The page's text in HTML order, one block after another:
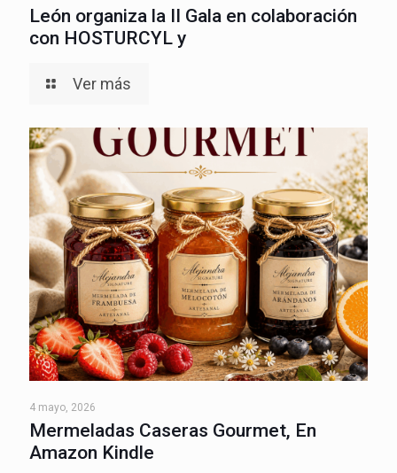
León organiza la II Gala en colaboración
con HOSTURCYL y
Ver más
4 mayo, 2026
Mermeladas Caseras Gourmet, En
Amazon Kindle